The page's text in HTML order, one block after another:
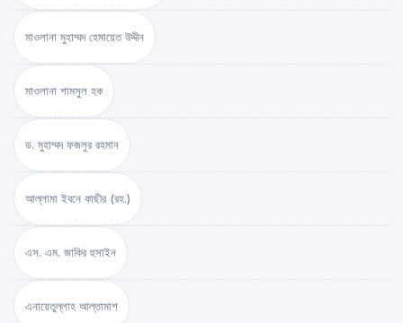
মাওলানা মুহাম্মদ হেমায়েত উদ্দীন
মাওলানা শামসুল হক
ড. মুহাম্মদ ফজলুর রহমান
আল্লামা ইবনে কাছীর (রহ.)
এস. এম. জাকির হুসাইন
এনায়েতুল্লাহ আল্‌তামাশ